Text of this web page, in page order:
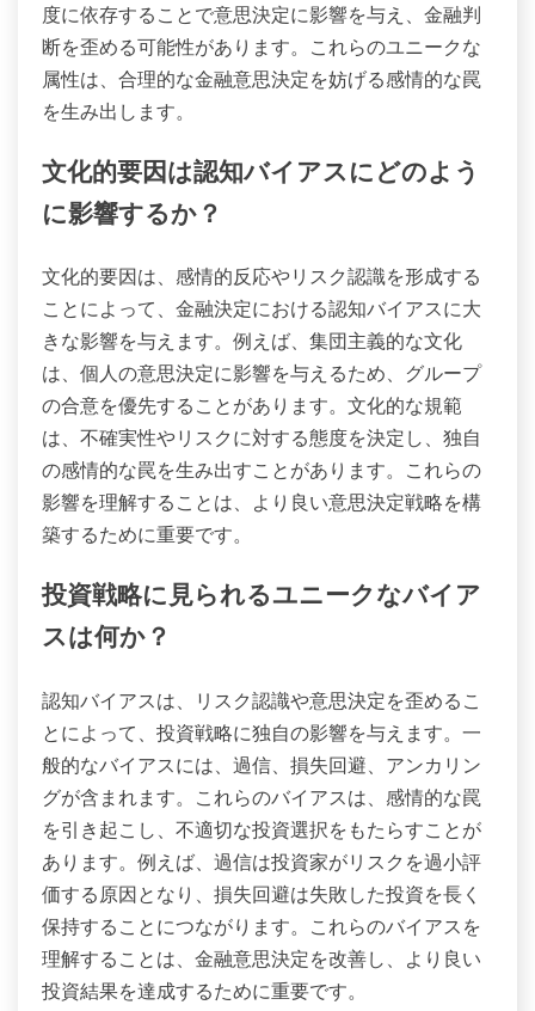
度に依存することで意思決定に影響を与え、金融判
断を歪める可能性があります。これらのユニークな
属性は、合理的な金融意思決定を妨げる感情的な罠
を生み出します。
文化的要因は認知バイアスにどのよう
に影響するか？
文化的要因は、感情的反応やリスク認識を形成する
ことによって、金融決定における認知バイアスに大
きな影響を与えます。例えば、集団主義的な文化
は、個人の意思決定に影響を与えるため、グループ
の合意を優先することがあります。文化的な規範
は、不確実性やリスクに対する態度を決定し、独自
の感情的な罠を生み出すことがあります。これらの
影響を理解することは、より良い意思決定戦略を構
築するために重要です。
投資戦略に見られるユニークなバイア
スは何か？
認知バイアスは、リスク認識や意思決定を歪めるこ
とによって、投資戦略に独自の影響を与えます。一
般的なバイアスには、過信、損失回避、アンカリン
グが含まれます。これらのバイアスは、感情的な罠
を引き起こし、不適切な投資選択をもたらすことが
あります。例えば、過信は投資家がリスクを過小評
価する原因となり、損失回避は失敗した投資を長く
保持することにつながります。これらのバイアスを
理解することは、金融意思決定を改善し、より良い
投資結果を達成するために重要です。